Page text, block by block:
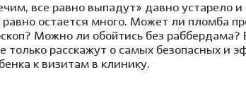
все равно выпадут» давно устарело и
остается много. Может ли пломба
Можно ли обойтись без раббердама?
только расскажут о самых безопасных и
к визитам в клинику.